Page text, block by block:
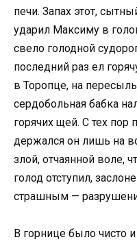
печи. Запах этот,
ударил Максиму в
свело голодной
последний раз ел
в Торопце, на
сердобольная бабка
горячих щей. С тех
держался он лишь на
злой, отчаянной воле,
голод отступил,
страшным —
В горнице было чисто